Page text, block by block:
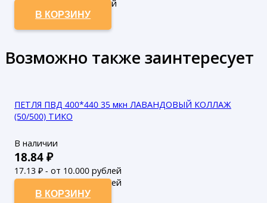
33.8 ₽ - от 50.000 рублей
В КОРЗИНУ
Возможно также заинтересует
ПЕТЛЯ ПВД 400*440 35 мкн ЛАВАНДОВЫЙ КОЛЛАЖ
(50/500) ТИКО
В наличии
18.84₽
17.13 ₽ - от 10.000 рублей
15.57₽ - от 50.000 рублей
В КОРЗИНУ